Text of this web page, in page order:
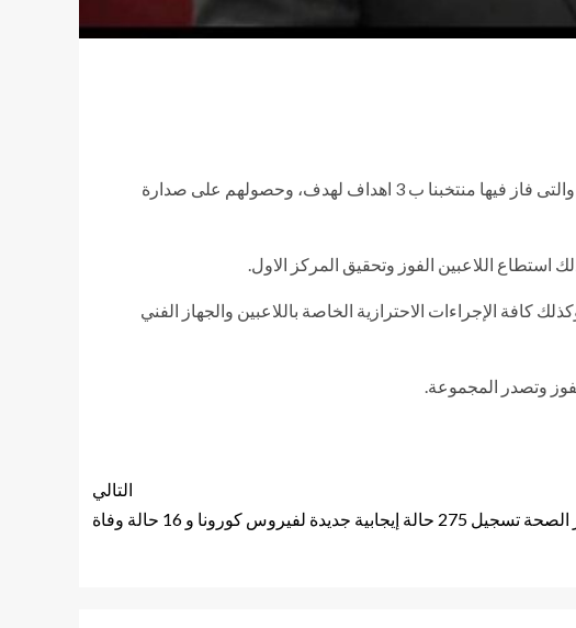
حرص الدكتور أشرف صبحي وزير الشباب والرياضة على الإتصال ببعثة المنتخب المصرى بعد فوزهم على منتخب توجو والتى فاز فيها منتخبنا ب 3 اهداف لهدف، وحصولهم على صدارة
استطاع اللاعبين الفوز وتحقيق المركز الاول.
كافة الإجراءات الاحترازية الخاصة باللاعبين والجهاز الفني
وتصدر المجموعة.
التالي
لفيروس كورونا و 16 حالة وفاة